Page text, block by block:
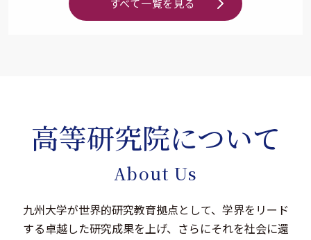
すべて一覧を見る
高等研究院について
About Us
九州大学が世界的研究教育拠点として、学界をリード
する卓越した研究成果を上げ、さらにそれを社会に還